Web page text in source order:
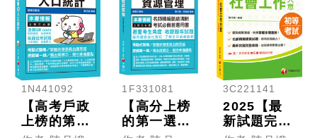
1N441092
【高考戶政
上榜的第一
1F331081
【高分上榜
的第一選
3C221141
2025【最
新試題完整